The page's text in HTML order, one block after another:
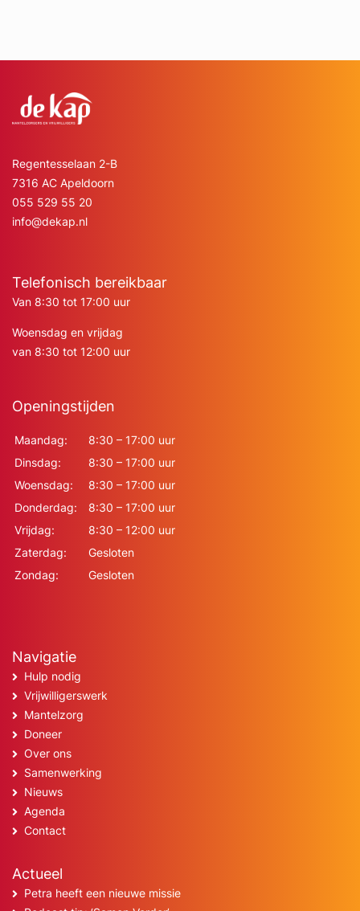
Regentesselaan 2-B
7316 AC Apeldoorn
055 529 55 20
info@dekap.nl
Telefonisch bereikbaar
Van 8:30 tot 17:00 uur
Woensdag en vrijdag
van 8:30 tot 12:00 uur
Openingstijden
Maandag:
8:30 – 17:00 uur
Dinsdag:
8:30 – 17:00 uur
Woensdag:
8:30 – 17:00 uur
Donderdag:
8:30 – 17:00 uur
Vrijdag:
8:30 – 12:00 uur
Zaterdag:
Gesloten
Zondag:
Gesloten
Navigatie
Hulp nodig
Vrijwilligerswerk
Mantelzorg
Doneer
Over ons
Samenwerking
Nieuws
Agenda
Contact
Actueel
Petra heeft een nieuwe missie